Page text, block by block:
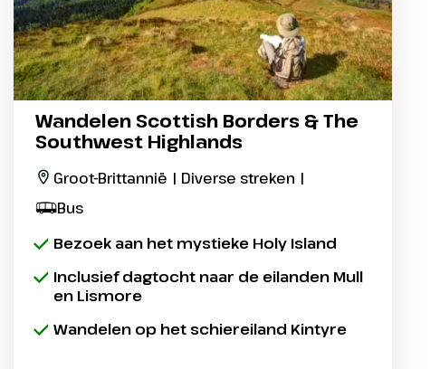
Wandelen Scottish Borders & The
Southwest Highlands
Groot-Brittannië | Diverse streken |
Bus
Bezoek aan het mystieke Holy Island
Inclusief dagtocht naar de eilanden Mull
en Lismore
Wandelen op het schiereiland Kintyre